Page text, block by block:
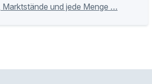
Marktstände und jede Menge …